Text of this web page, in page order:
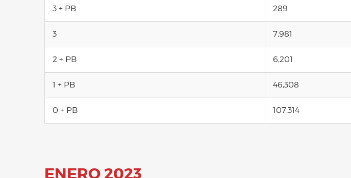
3 + PB 289
3 7,981
2 + PB 6,201
1 + PB 46,308
0 + PB 107,314
ENERO 2023